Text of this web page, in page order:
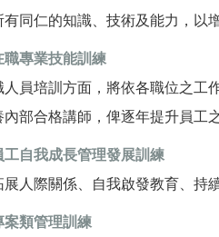
有同仁的知識、技術及能力，以
職專業技能訓練
人員培訓方面，將依各職位之工
內部合格講師，俾逐年提升員工
工自我成長管理發展訓練
展人際關係、自我啟發教育、持
案類管理訓練